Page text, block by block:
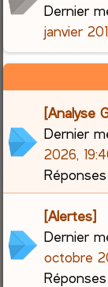
Dernier
janvier
[Analyse
Dernier
2026,
[Alertes]
Dernier
octobre